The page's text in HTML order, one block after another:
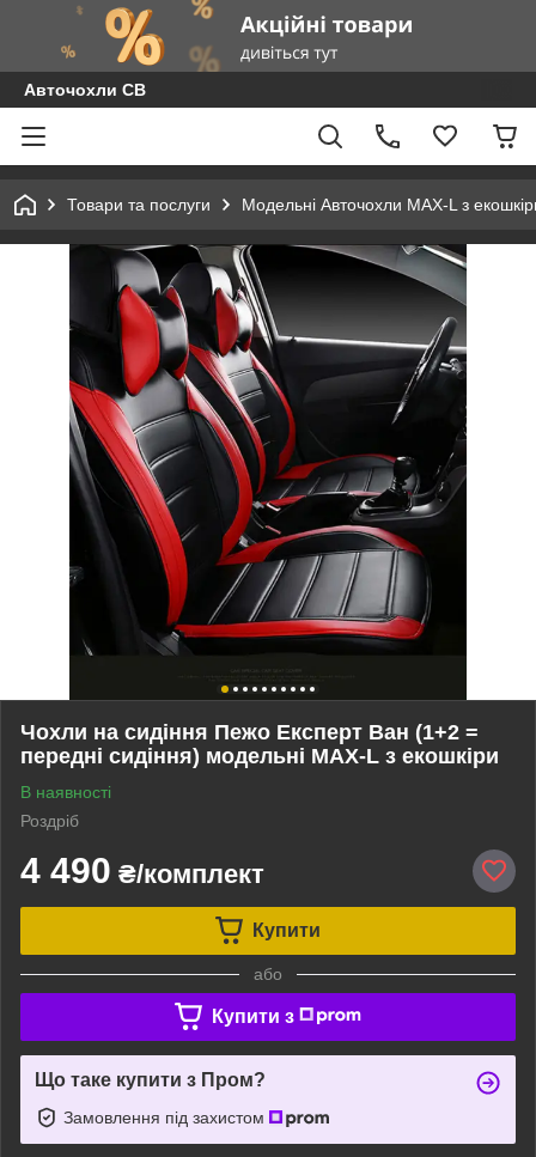
Авточохли СВ
Товари та послуги Модельні Авточохли MAX-L з
Чохли на сидіння Пежо Експерт Ван (1+2 =
передні сидіння) модельні MAX-L з екошкіри
В наявності
Роздріб
4 490 ₴/комплект
Купити
або
Купити з
Що таке купити з Пром?
Замовлення під захистом